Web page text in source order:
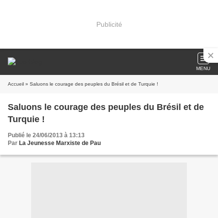
Publicité
MENU
Accueil » Saluons le courage des peuples du Brésil et de Turquie !
Saluons le courage des peuples du Brésil et de
Turquie !
Publié le 24/06/2013 à 13:13
Par La Jeunesse Marxiste de Pau